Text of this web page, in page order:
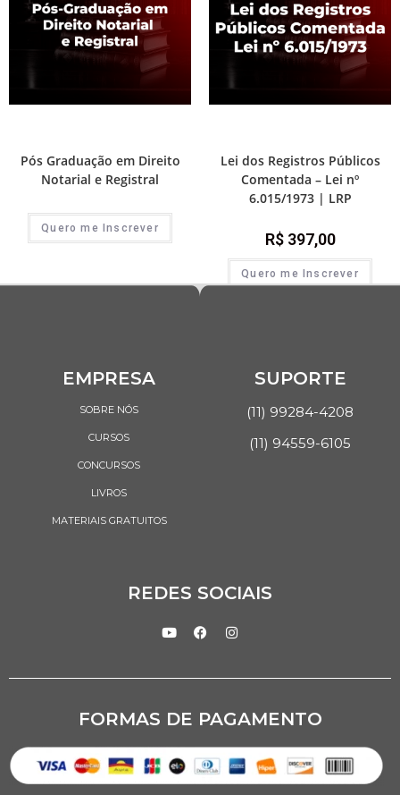
Pós Graduação em Direito
Notarial e Registral
Quero me Inscrever
Lei dos Registros Públicos
Comentada – Lei nº
6.015/1973 | LRP
R$397,00
Quero me Inscrever
EMPRESA
SOBRE NÓS
CURSOS
CONCURSOS
LIVROS
MATERIAIS GRATUITOS
SUPORTE
(11) 99284-4208
(11) 94559-6105
REDES SOCIAIS
FORMAS DE PAGAMENTO